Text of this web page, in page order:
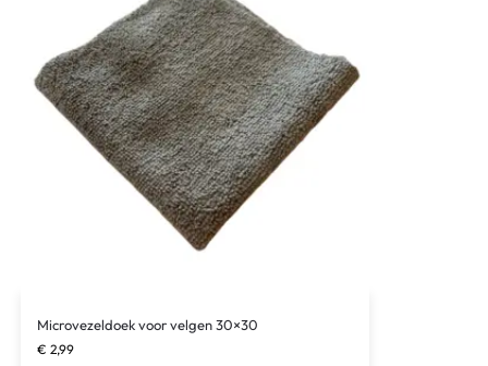
Microvezeldoek voor velgen 30×30
€ 2,99